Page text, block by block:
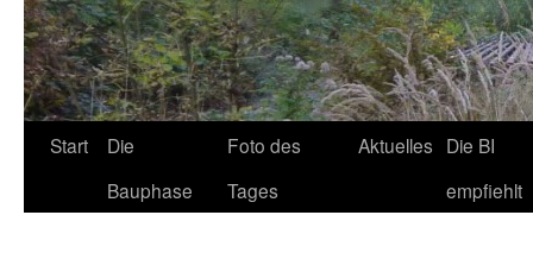
Start
Die
Bauphase
Foto des
Tages
Aktuelles Die BI
empfiehlt